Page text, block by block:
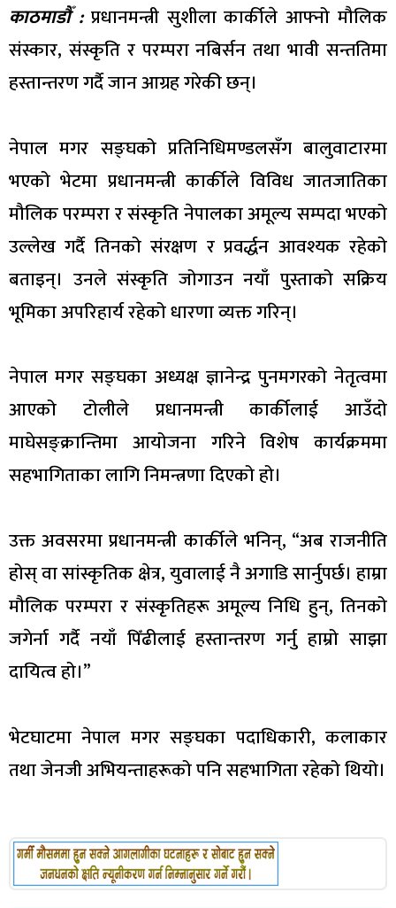
काठमाडौँ : प्रधानमन्त्री सुशीला कार्कीले आफ्नो मौलिक
संस्कार, संस्कृति र परम्परा नबिर्सन तथा भावी सन्ततिमा
हस्तान्तरण गर्दै जान आग्रह गरेकी छन्।
नेपाल मगर सङ्घको प्रतिनिधिमण्डलसँग बालुवाटारमा
भएको भेटमा प्रधानमन्त्री कार्कीले विविध जातजातिका
मौलिक परम्परा र संस्कृति नेपालका अमूल्य सम्पदा भएको
उल्लेख गर्दै तिनको संरक्षण र प्रवर्द्धन आवश्यक रहेको
बताइन्। उनले संस्कृति जोगाउन नयाँ पुस्ताको सक्रिय
भूमिका अपरिहार्य रहेको धारणा व्यक्त गरिन्।
नेपाल मगर सङ्घका अध्यक्ष ज्ञानेन्द्र पुनमगरको नेतृत्वमा
आएको टोलीले प्रधानमन्त्री कार्कीलाई आउँदो
माघेसङ्क्रान्तिमा आयोजना गरिने विशेष कार्यक्रममा
सहभागिताका लागि निमन्त्रणा दिएको हो।
उक्त अवसरमा प्रधानमन्त्री कार्कीले भनिन्, “अब राजनीति
होस् वा सांस्कृतिक क्षेत्र, युवालाई नै अगाडि सार्नुपर्छ। हाम्रा
मौलिक परम्परा र संस्कृतिहरू अमूल्य निधि हुन्, तिनको
जगेर्ना गर्दै नयाँ पिँढीलाई हस्तान्तरण गर्नु हाम्रो साझा
दायित्व हो।”
भेटघाटमा नेपाल मगर सङ्घका पदाधिकारी, कलाकार
तथा जेनजी अभियन्ताहरूको पनि सहभागिता रहेको थियो।